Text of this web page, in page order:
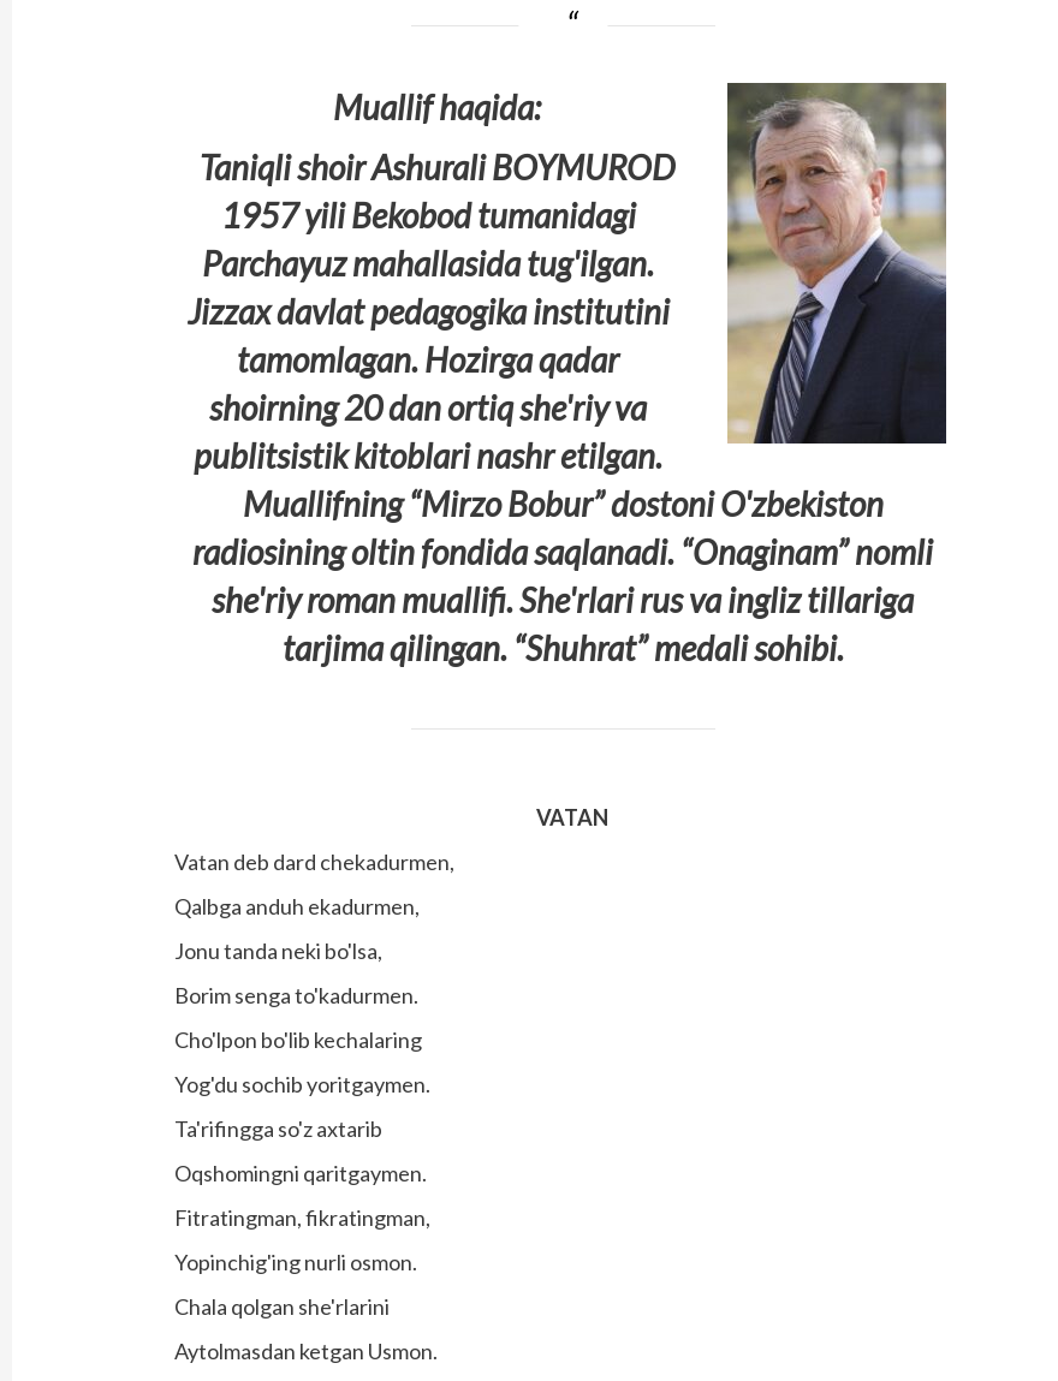
Muallif haqida:
Taniqli shoir Ashurali BOYMUROD
1957 yili Bekobod tumanidagi
Parchayuz mahallasida tug'ilgan.
Jizzax davlat pedagogika institutini
tamomlagan. Hozirga qadar
shoirning 20 dan ortiq she'riy va
publitsistik kitoblari nashr etilgan.
Muallifning “Mirzo Bobur” dostoni O'zbekiston
radiosining oltin fondida saqlanadi. “Onaginam” nomli
she'riy roman muallifi. She'rlari rus va ingliz tillariga
tarjima qilingan. “Shuhrat” medali sohibi.
VATAN
Vatan deb dard chekadurmen,
Qalbga anduh ekadurmen,
Jonu tanda neki bo'lsa,
Borim senga to'kadurmen.
Cho'lpon bo'lib kechalaring
Yog'du sochib yoritgaymen.
Ta'rifingga so'z axtarib
Oqshomingni qaritgaymen.
Fitratingman, fikratingman,
Yopinchig'ing nurli osmon.
Chala qolgan she'rlarini
Aytolmasdan ketgan Usmon.